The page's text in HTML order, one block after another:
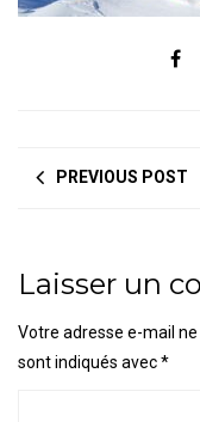
PREVIOUS POST
Laisser un
Votre adresse e-mail ne
sont indiqués avec*